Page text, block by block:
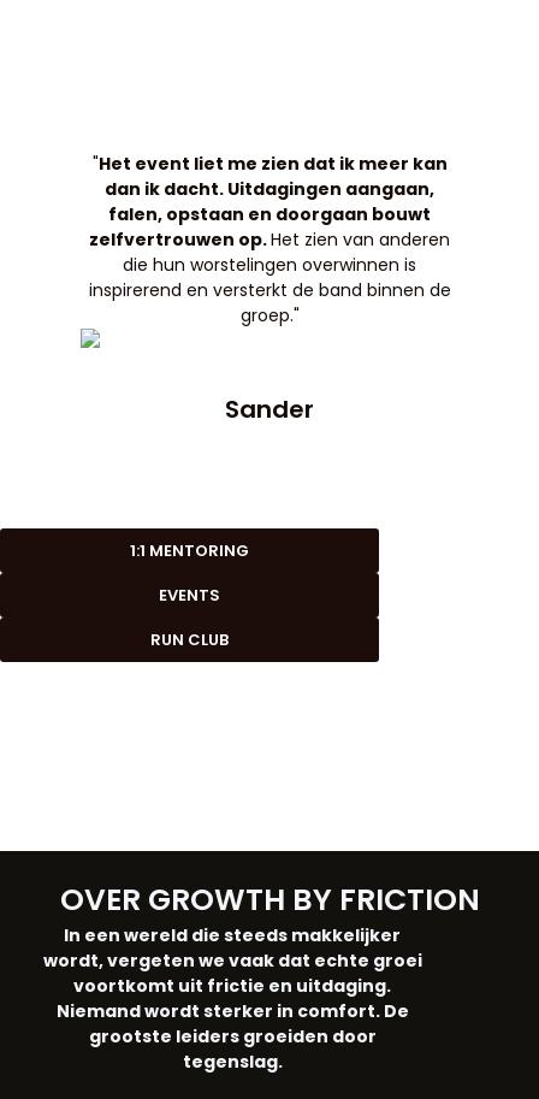
"Het event liet me zien dat ik meer kan
dan ik dacht. Uitdagingen aangaan,
falen, opstaan en doorgaan bouwt
zelfvertrouwen op.Het zien van anderen
die hun worstelingen overwinnen is
inspirerend en versterkt de band binnen de
groep."
Sander
1:1 MENTORING
EVENTS
RUN CLUB
OVER GROWTH BY FRICTION
In een wereld die steeds makkelijker
wordt, vergeten we vaak dat echte groei
voortkomt uit frictie en uitdaging.
Niemand wordt sterker in comfort. De
grootste leiders groeiden door
tegenslag.